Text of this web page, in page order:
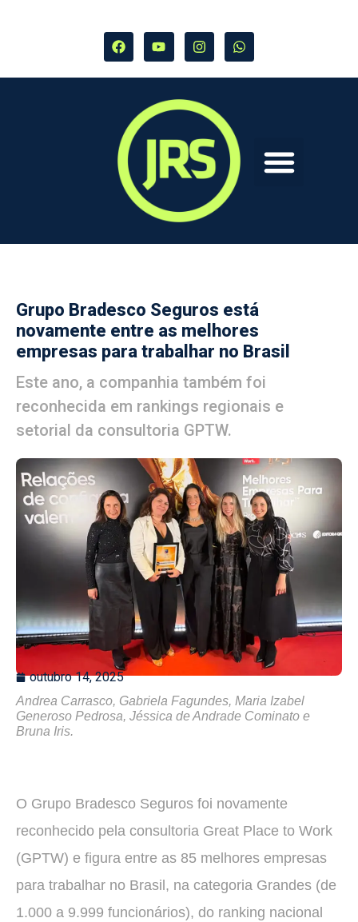
Grupo Bradesco Seguros está
novamente entre as melhores
empresas para trabalhar no Brasil
Este ano, a companhia também foi
reconhecida em rankings regionais e
setorial da consultoria GPTW.
outubro 14, 2025
Andrea Carrasco, Gabriela Fagundes, Maria Izabel
Generoso Pedrosa, Jéssica de Andrade Cominato e
Bruna Iris.
O Grupo Bradesco Seguros foi novamente
reconhecido pela consultoria Great Place to Work
(GPTW) e figura entre as 85 melhores empresas
para trabalhar no Brasil, na categoria Grandes (de
1.000 a 9.999 funcionários), do ranking nacional